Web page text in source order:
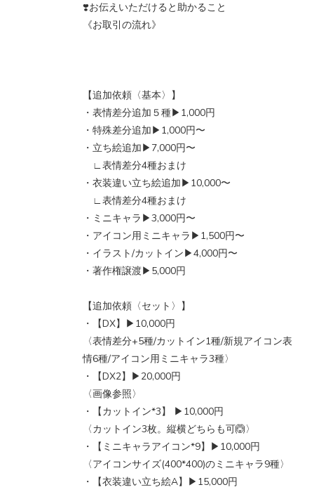
❣️お伝えいただけると助かること
《お取引の流れ》
【追加依頼〈基本〉】
・表情差分追加５種▶︎1,000円
・特殊差分追加▶︎1,000円〜
・立ち絵追加▶︎7,000円〜
∟表情差分4種おまけ
・衣装違い立ち絵追加▶︎10,000〜
∟表情差分4種おまけ
・ミニキャラ▶︎3,000円〜
・アイコン用ミニキャラ▶︎1,500円〜
・イラスト/カットイン▶︎4,000円〜
・著作権譲渡▶︎5,000円
【追加依頼〈セット〉】
・【DX】▶︎10,000円
〈表情差分+5種/カットイン1種/新規アイコン表
情6種/アイコン用ミニキャラ3種〉
・【DX2】▶︎20,000円
〈画像参照〉
・【カットイン*3】 ▶︎10,000円
〈カットイン3枚。縦横どちらも可🙆〉
・【ミニキャラアイコン*9】▶︎10,000円
〈アイコンサイズ(400*400)のミニキャラ9種〉
・【衣装違い立ち絵A】▶︎15,000円